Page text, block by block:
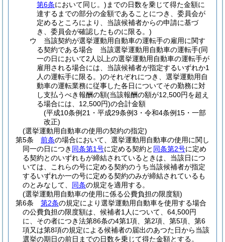
第6条において同じ。) までの日数を乗じて得た金額に
達するまでの部分の金額であることにつき、委員会が
定めるところにより、当該候補者からの申請に基づ
き、委員会が確認したものに限る。)
ウ
当該契約が選挙運動用自動車の運転手の雇用に関す
る契約である場合 当該選挙運動用自動車の運転手(同
一の日において2人以上の選挙運動用自動車の運転手が
雇用される場合には、当該候補者が指定するいずれか1
人の運転手に限る。)のそれぞれにつき、選挙運動用自
動車の運転業務に従事した各日についてその勤務に対
し支払うべき報酬の額(当該報酬の額が12,500円を超え
る場合には、12,500円)の合計金額
(平成10条例21・平成29条例3・令和4条例15・一部
改正)
(選挙運動用自動車の使用の契約の指定)
第5条
前条の場合において、選挙運動用自動車の使用に関し
同一の日につき 同条第1号に定める契約と 同条第2号に定め
る契約とのいずれもが締結されているときは、当該日につ
いては、これらの号に定める契約のうち当該候補者が指定
するいずれか一の号に定める契約のみが締結されているも
のとみなして、 同条の規定を適用する。
(選挙運動用自動車の使用に係る公費負担の限度額)
第6条
第2条の規定により選挙運動用自動車を使用する場合
の公費負担の限度額は、候補者1人について、64,500円
に、その者につき法第86条の4第1項、第2項、第5項、第6
項又は第8項の規定による候補者の届出のあつた日から当該
選挙の期日の前日までの日数を乗じて得た金額とする。